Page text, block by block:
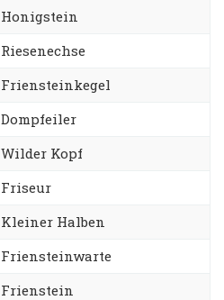
Honigstein
Riesenechse
Friensteinkegel
Dompfeiler
Wilder Kopf
Friseur
Kleiner Halben
Friensteinwarte
Frienstein